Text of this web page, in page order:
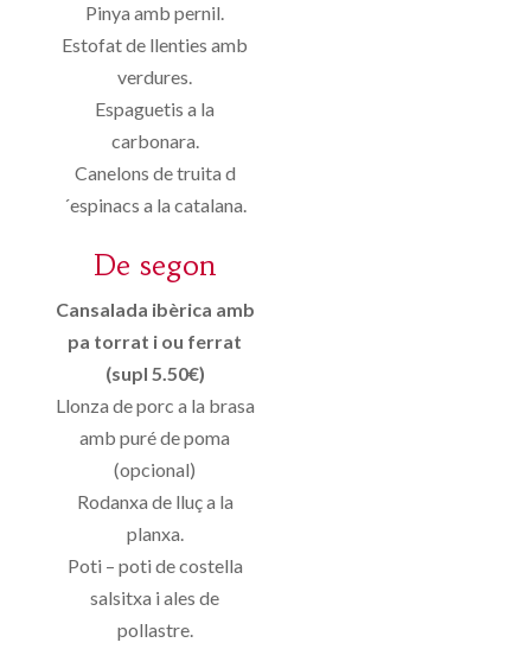
Pinya amb pernil.
Estofat de llenties amb
verdures.
Espaguetis a la
carbonara.
Canelons de truita d
´espinacs a la catalana.
De segon
Cansalada ibèrica amb
pa torrat i ou ferrat
(supl 5.50€)
Llonza de porc a la brasa
amb puré de poma
(opcional)
Rodanxa de lluç a la
planxa.
Poti – poti de costella
salsitxa i ales de
pollastre.